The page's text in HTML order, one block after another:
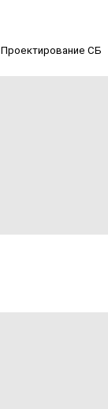
Проектирование СБ